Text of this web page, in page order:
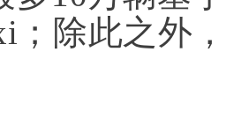
；除此之外